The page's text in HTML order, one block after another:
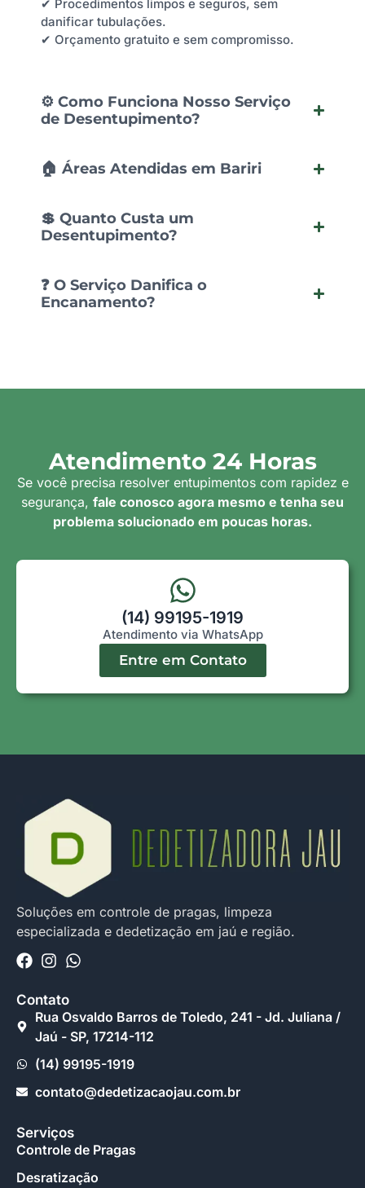
✔ Procedimentos limpos e seguros, sem
danificar tubulações.
✔ Orçamento gratuito e sem compromisso.
⚙️ Como Funciona Nosso Serviço
de Desentupimento?
🏠 Áreas Atendidas em Bariri
💲 Quanto Custa um
Desentupimento?
❓ O Serviço Danifica o
Encanamento?
Atendimento 24 Horas
Se você precisa resolver entupimentos com rapidez e
segurança, fale conosco agora mesmo e tenha seu
problema solucionado em poucas horas.
(14) 99195-1919
Atendimento via WhatsApp
Entre em Contato
Soluções em controle de pragas, limpeza
especializada e dedetização em jaú e região.
Contato
Rua Osvaldo Barros de Toledo, 241 - Jd. Juliana /
Jaú - SP, 17214-112
(14) 99195-1919
contato@dedetizacaojau.com.br
Serviços
Controle de Pragas
Desratização